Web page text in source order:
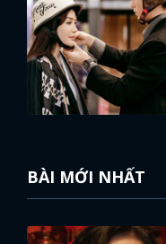
BÀI MỚI NHẤT